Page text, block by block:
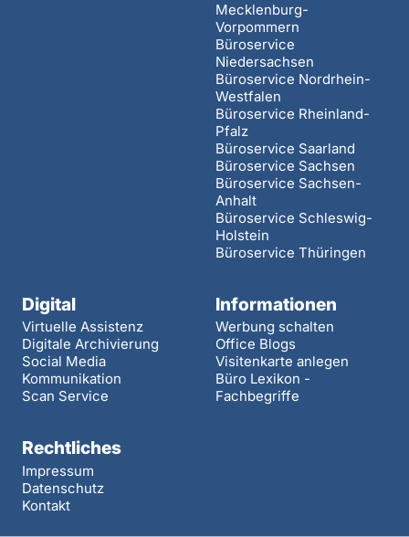
Mecklenburg-
Vorpommern
Büroservice
Niedersachsen
Büroservice Nordrhein-
Westfalen
Büroservice Rheinland-
Pfalz
Büroservice Saarland
Büroservice Sachsen
Büroservice Sachsen-
Anhalt
Büroservice Schleswig-
Holstein
Büroservice Thüringen
Digital
Virtuelle Assistenz
Digitale Archivierung
Social Media
Kommunikation
Scan Service
Informationen
Werbung schalten
Office Blogs
Visitenkarte anlegen
Büro Lexikon -
Fachbegriffe
Rechtliches
Impressum
Datenschutz
Kontakt